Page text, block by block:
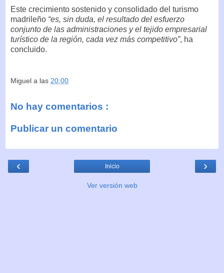
Este crecimiento sostenido y consolidado del turismo
madrileño “es, sin duda, el resultado del esfuerzo
conjunto de las administraciones y el tejido empresarial
turístico de la región, cada vez más competitivo”, ha
concluido.
Miguel a las 20:00
No hay comentarios :
Publicar un comentario
‹ ›
Inicio
Ver versión web